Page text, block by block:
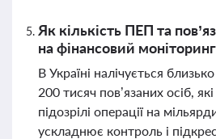
Як кількість ПЕП та
на фінансовий моніторинг
В Україні налічується
200 тисяч пов’язаних осіб,
підозрілі операції на
ускладнює контроль і